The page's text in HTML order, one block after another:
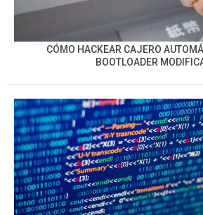
CÓMO HACKEAR CAJERO
BOOTLOADER